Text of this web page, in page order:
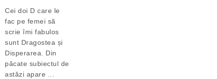
Cei doi D care le
fac pe femei să
scrie îmi fabulos
sunt Dragostea și
Disperarea. Din
păcate subiectul de
astăzi apare ...